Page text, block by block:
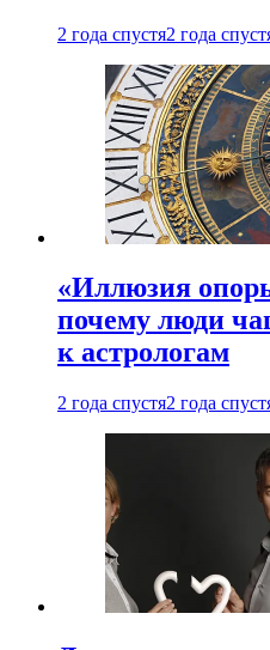
2 года спустя2 года
«Иллюзия
почему люди
к астрологам
2 года спустя2 года